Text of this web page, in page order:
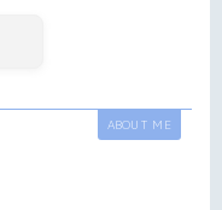
ABOUT ME